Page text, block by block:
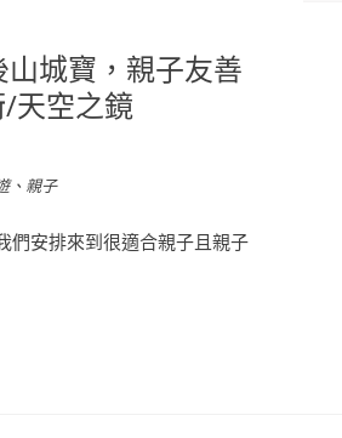
城寶，親子友善
天空之鏡
、親子
們安排來到很適合親子且親子
》歐式鄉村風獨棟民宿推薦 後山城寶，親子友